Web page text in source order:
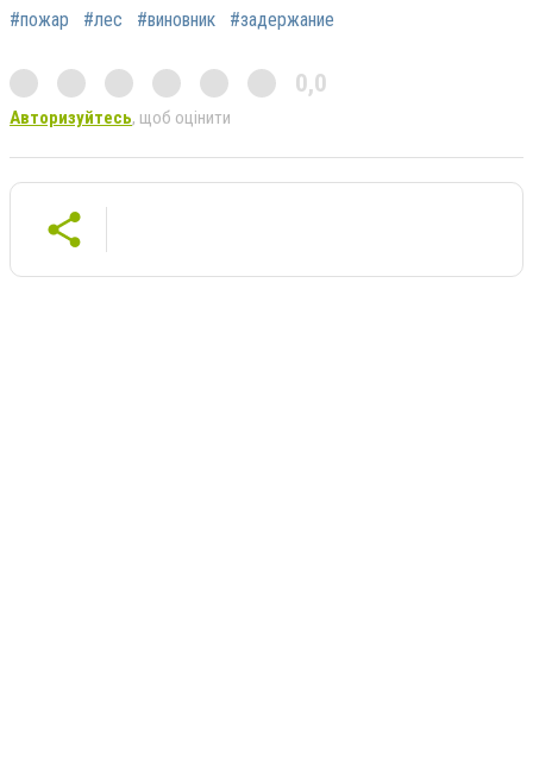
#пожар #лес #виновник #задержание
0,0
Авторизуйтесь, щоб оцінити